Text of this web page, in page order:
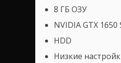
8 ГБ ОЗУ
NVIDIA GTX
HDD
Низкие